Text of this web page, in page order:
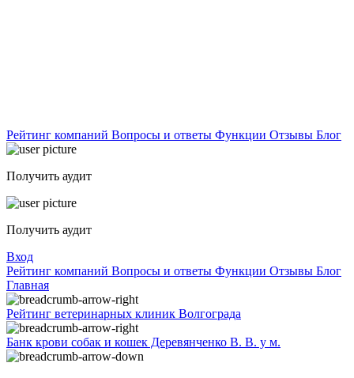
Рейтинг компаний Вопросы и ответы Функции Отзывы Блог
Получить аудит
Получить аудит
Вход
Рейтинг компаний Вопросы и ответы Функции Отзывы Блог
Главная
Рейтинг ветеринарных клиник Волгограда
Банк крови собак и кошек Деревянченко В. В. у м.